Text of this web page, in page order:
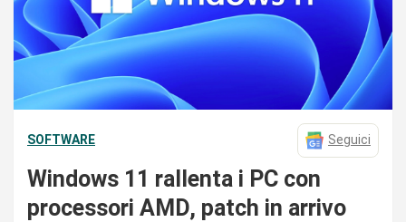
SOFTWARE Seguici
Windows 11 rallenta i PC con
processori AMD, patch in arrivo